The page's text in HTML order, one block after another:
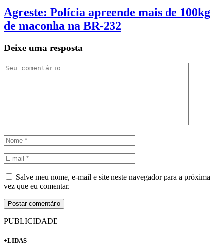
Agreste: Polícia apreende mais de 100kg
de maconha na BR-232
Deixe uma resposta
Salve meu nome, e-mail e site neste navegador para a próxima
vez que eu comentar.
PUBLICIDADE
+LIDAS